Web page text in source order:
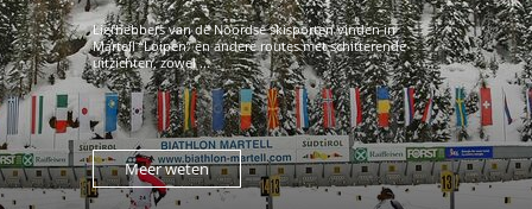
Liefhebbers van de Noordse skisporten vinden in
Martell “Loipen” en andere routes met schitterende
uitzichten, zowel ...
Meer weten